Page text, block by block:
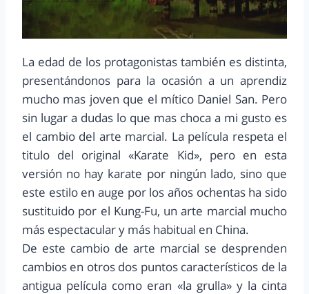
La edad de los protagonistas también es distinta,
presentándonos para la ocasión a un aprendiz
mucho mas joven que el mítico Daniel San. Pero
sin lugar a dudas lo que mas choca a mi gusto es
el cambio del arte marcial. La película respeta el
titulo del original «Karate Kid», pero en esta
versión no hay karate por ningún lado, sino que
este estilo en auge por los años ochentas ha sido
sustituido por el Kung-Fu, un arte marcial mucho
más espectacular y más habitual en China.
De este cambio de arte marcial se desprenden
cambios en otros dos puntos característicos de la
antigua película como eran «la grulla» y la cinta